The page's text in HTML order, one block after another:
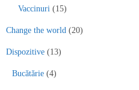
Vaccinuri (15)
Change the world (20)
Dispozitive (13)
Bucătărie (4)